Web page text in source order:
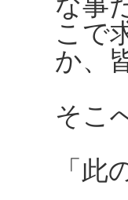
な事
こで
か、
そこ
「